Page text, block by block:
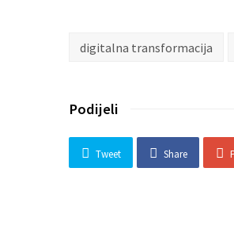
digitalna transformacija
Podijeli
Tweet Share